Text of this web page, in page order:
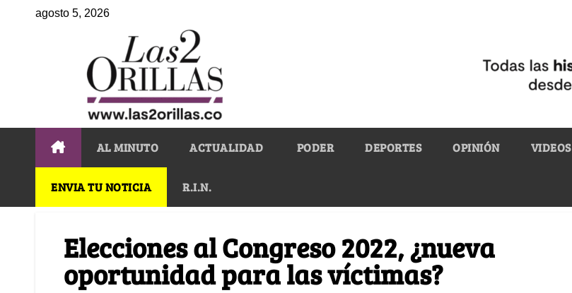
agosto 5, 2026
AL MINUTO ACTUALIDAD PODER DEPORTES OPINIÓN VIDEOS
ENVIA TU NOTICIA R.I.N.
Elecciones al Congreso 2022, ¿nueva
oportunidad para las víctimas?